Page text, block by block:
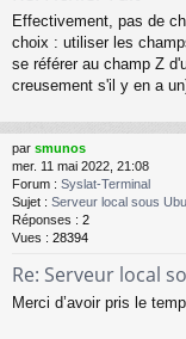
Effectivement, pas de
choix : utiliser les
se référer au champ Z
creusement s'il y en a
par smunos
mer. 11 mai 2022, 21:08
Forum : Syslat-Terminal
Sujet : Serveur local sous
Réponses : 2
Vues : 28394
Re: Serveur local
Merci d’avoir pris le